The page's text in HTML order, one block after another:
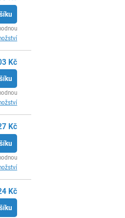
Kč
Kč
Kč